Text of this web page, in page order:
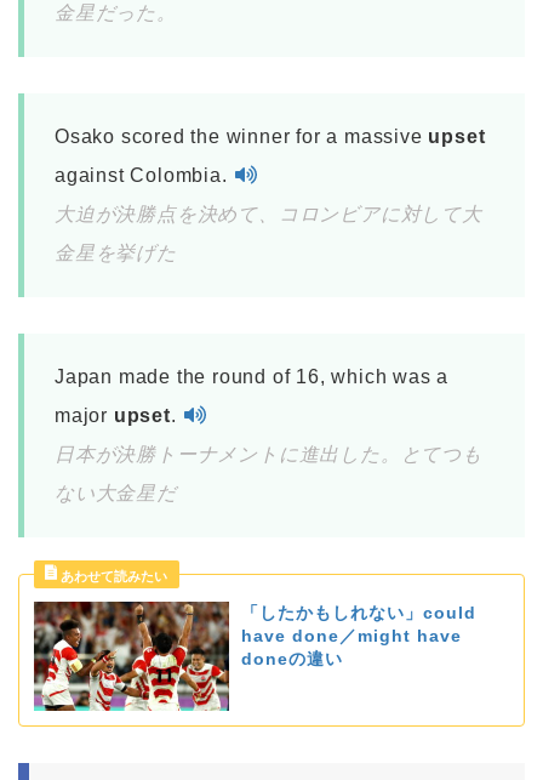
金星だった。
Osako scored the winner for a massive upset
against Colombia.
大迫が決勝点を決めて、コロンビアに対して大
金星を挙げた
Japan made the round of 16, which was a
major upset.
日本が決勝トーナメントに進出した。とてつも
ない大金星だ
「したかもしれない」could
have done／might have
doneの違い